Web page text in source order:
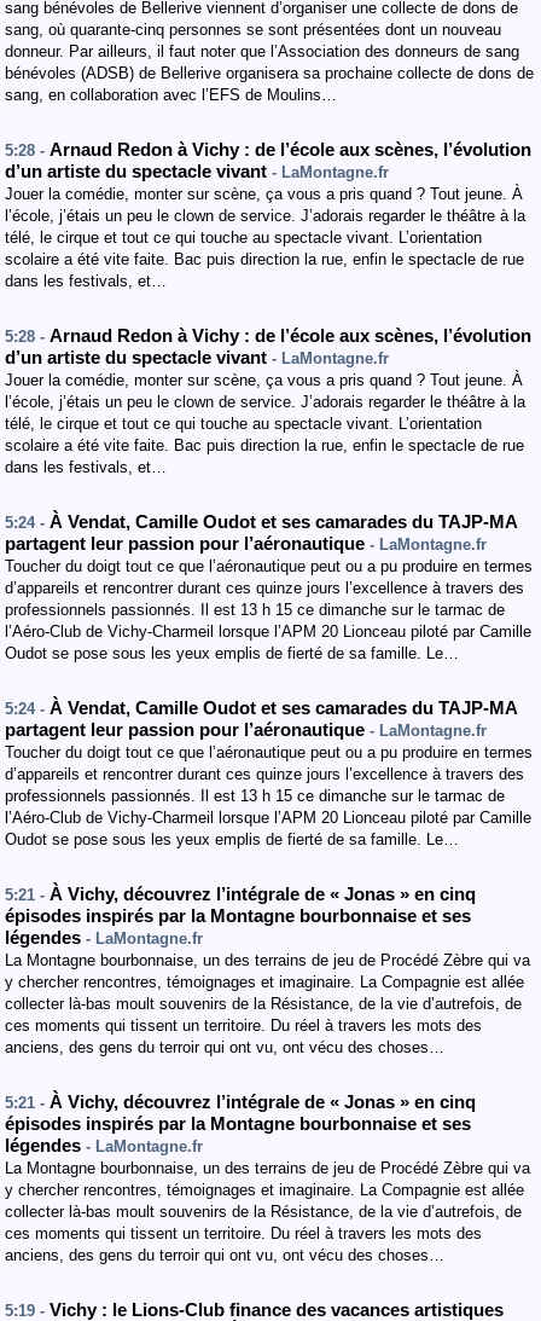
sang bénévoles de Bellerive viennent d’organiser une collecte de dons de
sang, où quarante-cinq personnes se sont présentées dont un nouveau
donneur. Par ailleurs, il faut noter que l’Association des donneurs de sang
bénévoles (ADSB) de Bellerive organisera sa prochaine collecte de dons de
sang, en collaboration avec l’EFS de Moulins…
5:28 - Arnaud Redon à Vichy : de l’école aux scènes, l’évolution
d’un artiste du spectacle vivant - LaMontagne.fr
Jouer la comédie, monter sur scène, ça vous a pris quand ? Tout jeune. À
l’école, j’étais un peu le clown de service. J’adorais regarder le théâtre à la
télé, le cirque et tout ce qui touche au spectacle vivant. L’orientation
scolaire a été vite faite. Bac puis direction la rue, enfin le spectacle de rue
dans les festivals, et…
5:28 - Arnaud Redon à Vichy : de l’école aux scènes, l’évolution
d’un artiste du spectacle vivant - LaMontagne.fr
Jouer la comédie, monter sur scène, ça vous a pris quand ? Tout jeune. À
l’école, j’étais un peu le clown de service. J’adorais regarder le théâtre à la
télé, le cirque et tout ce qui touche au spectacle vivant. L’orientation
scolaire a été vite faite. Bac puis direction la rue, enfin le spectacle de rue
dans les festivals, et…
5:24 - À Vendat, Camille Oudot et ses camarades du TAJP-MA
partagent leur passion pour l’aéronautique - LaMontagne.fr
Toucher du doigt tout ce que l’aéronautique peut ou a pu produire en termes
d’appareils et rencontrer durant ces quinze jours l’excellence à travers des
professionnels passionnés. Il est 13 h 15 ce dimanche sur le tarmac de
l’Aéro-Club de Vichy-Charmeil lorsque l’APM 20 Lionceau piloté par Camille
Oudot se pose sous les yeux emplis de fierté de sa famille. Le…
5:24 - À Vendat, Camille Oudot et ses camarades du TAJP-MA
partagent leur passion pour l’aéronautique - LaMontagne.fr
Toucher du doigt tout ce que l’aéronautique peut ou a pu produire en termes
d’appareils et rencontrer durant ces quinze jours l’excellence à travers des
professionnels passionnés. Il est 13 h 15 ce dimanche sur le tarmac de
l’Aéro-Club de Vichy-Charmeil lorsque l’APM 20 Lionceau piloté par Camille
Oudot se pose sous les yeux emplis de fierté de sa famille. Le…
5:21 - À Vichy, découvrez l’intégrale de « Jonas » en cinq
épisodes inspirés par la Montagne bourbonnaise et ses
légendes - LaMontagne.fr
La Montagne bourbonnaise, un des terrains de jeu de Procédé Zèbre qui va
y chercher rencontres, témoignages et imaginaire. La Compagnie est allée
collecter là-bas moult souvenirs de la Résistance, de la vie d’autrefois, de
ces moments qui tissent un territoire. Du réel à travers les mots des
anciens, des gens du terroir qui ont vu, ont vécu des choses…
5:21 - À Vichy, découvrez l’intégrale de « Jonas » en cinq
épisodes inspirés par la Montagne bourbonnaise et ses
légendes - LaMontagne.fr
La Montagne bourbonnaise, un des terrains de jeu de Procédé Zèbre qui va
y chercher rencontres, témoignages et imaginaire. La Compagnie est allée
collecter là-bas moult souvenirs de la Résistance, de la vie d’autrefois, de
ces moments qui tissent un territoire. Du réel à travers les mots des
anciens, des gens du terroir qui ont vu, ont vécu des choses…
5:19 - Vichy : le Lions-Club finance des vacances artistiques